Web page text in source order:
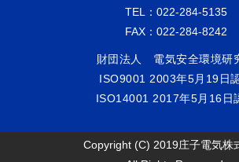
TEL：022-284-5135
FAX：022-284-8242
財団法人 電気安全環境研
ISO9001 2003年5月19日
ISO14001 2017年5月16日
Copyright (C) 2019庄子電気株